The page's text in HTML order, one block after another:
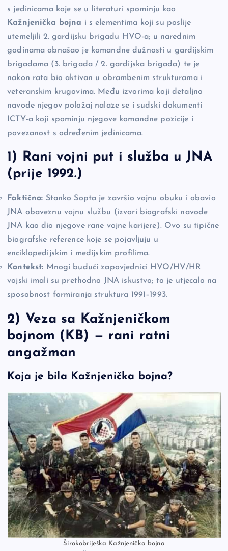
s jedinicama koje se u literaturi spominju kao
Kažnjenička bojna i s elementima koji su poslije
utemeljili 2. gardijsku brigadu HVO-a; u narednim
godinama obnašao je komandne dužnosti u gardijskim
brigadama (3. brigada / 2. gardijska brigada) te je
nakon rata bio aktivan u obrambenim strukturama i
veteranskim krugovima. Među izvorima koji detaljno
navode njegov položaj nalaze se i sudski dokumenti
ICTY-a koji spominju njegove komandne pozicije i
povezanost s određenim jedinicama.
1) Rani vojni put i služba u JNA
(prije 1992.)
Faktično: Stanko Sopta je završio vojnu obuku i obavio
JNA obaveznu vojnu službu (izvori biografski navode
JNA kao dio njegove rane vojne karijere). Ovo su tipične
biografske reference koje se pojavljuju u
enciklopedijskim i medijskim profilima.
Kontekst: Mnogi budući zapovjednici HVO/HV/HR
vojski imali su prethodno JNA iskustvo; to je utjecalo na
sposobnost formiranja struktura 1991–1993.
2) Veza sa Kažnjeničkom
bojnom (KB) — rani ratni
angažman
Koja je bila Kažnjenička bojna?
Širokobriješka Kažnjenička bojna